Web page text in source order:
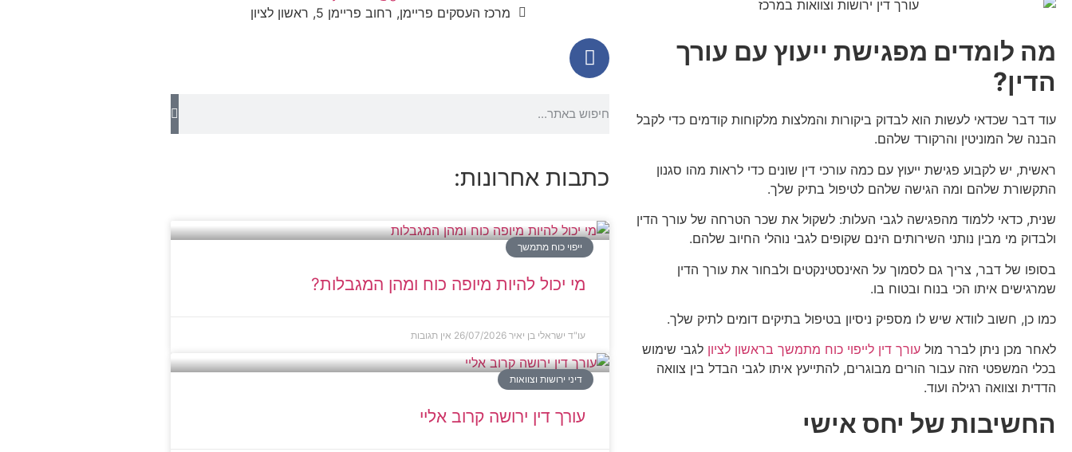
מה לומדים מפגישת ייעוץ עם עורך
הדין?
עוד דבר שכדאי לעשות הוא לבדוק ביקורות והמלצות מלקוחות קודמים כדי לקבל
הבנה של המוניטין והרקורד שלהם.
ראשית, יש לקבוע פגישת ייעוץ עם כמה עורכי דין שונים כדי לראות מהו סגנון
התקשורת שלהם ומה הגישה שלהם לטיפול בתיק שלך.
שנית, כדאי ללמוד מהפגישה לגבי העלות: לשקול את שכר הטרחה של עורך הדין
ולבדוק מי מבין נותני השירותים הינם שקופים לגבי נוהלי החיוב שלהם.
בסופו של דבר, צריך גם לסמוך על האינסטינקטים ולבחור את עורך הדין
שמרגישים איתו הכי בנוח ובטוח בו.
כמו כן, חשוב לוודא שיש לו מספיק ניסיון בטיפול בתיקים דומים לתיק שלך.
לאחר מכן ניתן לברר מול עורך דין לייפוי כוח מתמשך בראשון לציון לגבי שימוש
בכלי המשפטי הזה עבור הורים מבוגרים, להתייעץ איתו לגבי הבדל בין צוואה
הדדית וצוואה רגילה ועוד.
החשיבות של יחס אישי
מרכז העסקים פריימן, רחוב פריימן 5, ראשון לציון
כתבות אחרונות:
ייפוי כוח מתמשך
מי יכול להיות מיופה כוח ומהן המגבלות?
עו"ד ישראלי בן יאיר 26/07/2026 אין תגובות
דיני ירושות וצוואות
עורך דין ירושה קרוב אליי